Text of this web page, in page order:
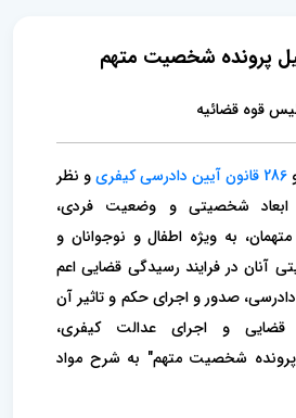
پرونده شخصیت متهم
286 قانون آیین دادرسی کیفری
و نظر
شخصیتی و وضعیت فردی،
به ویژه اطفال و نوجوانان و
آنان در فرایند رسیدگی قضایی اعم
صدور و اجرای حکم و تاثیر آن
قضایی و اجرای عدالت کیفری،
پرونده شخصیت متهم" به شرح مواد